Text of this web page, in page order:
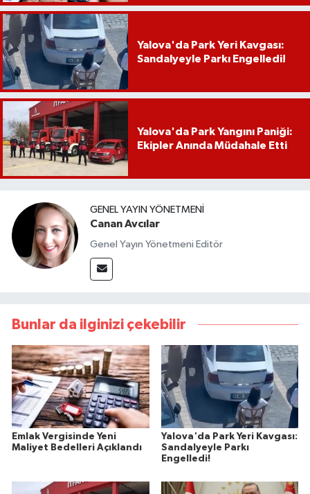
Yalova'da Park Yeri Kavgası:
Sandalyeyle Parkı Engelledi!
Yalova'da Park Yangını Paniği:
Ekipler Anında Müdahale Etti
GENEL YAYIN YÖNETMENI
Canan Avcılar
Genel Yayın Yönetmeni Editör
Bunlar da ilginizi çekebilir
Emlak Vergisinde Yeni
Maliyet Bedelleri Açıklandı
Yalova'da Park Yeri Kavgası:
Sandalyeyle Parkı
Engelledi!